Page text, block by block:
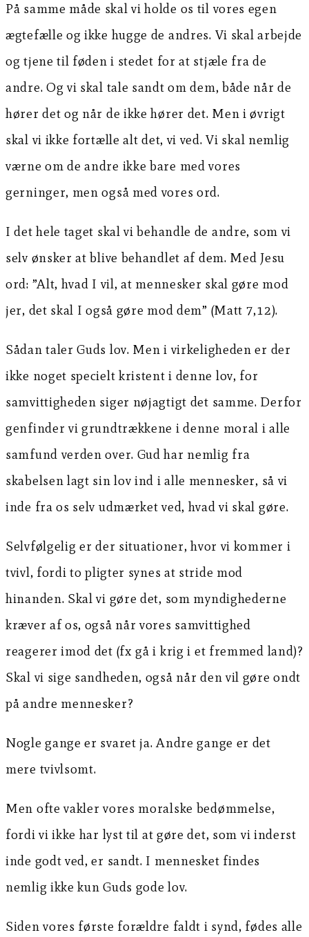
På samme måde skal vi holde os til vores egen
ægtefælle og ikke hugge de andres. Vi skal arbejde
og tjene til føden i stedet for at stjæle fra de
andre. Og vi skal tale sandt om dem, både når de
hører det og når de ikke hører det. Men i øvrigt
skal vi ikke fortælle alt det, vi ved. Vi skal nemlig
værne om de andre ikke bare med vores
gerninger, men også med vores ord.
I det hele taget skal vi behandle de andre, som vi
selv ønsker at blive behandlet af dem. Med Jesu
ord: ”Alt, hvad I vil, at mennesker skal gøre mod
jer, det skal I også gøre mod dem” (Matt 7,12).
Sådan taler Guds lov. Men i virkeligheden er der
ikke noget specielt kristent i denne lov, for
samvittigheden siger nøjagtigt det samme. Derfor
genfinder vi grundtrækkene i denne moral i alle
samfund verden over. Gud har nemlig fra
skabelsen lagt sin lov ind i alle mennesker, så vi
inde fra os selv udmærket ved, hvad vi skal gøre.
Selvfølgelig er der situationer, hvor vi kommer i
tvivl, fordi to pligter synes at stride mod
hinanden. Skal vi gøre det, som myndighederne
kræver af os, også når vores samvittighed
reagerer imod det (fx gå i krig i et fremmed land)?
Skal vi sige sandheden, også når den vil gøre ondt
på andre mennesker?
Nogle gange er svaret ja. Andre gange er det
mere tvivlsomt.
Men ofte vakler vores moralske bedømmelse,
fordi vi ikke har lyst til at gøre det, som vi inderst
inde godt ved, er sandt. I mennesket findes
nemlig ikke kun Guds gode lov.
Siden vores første forældre faldt i synd, fødes alle